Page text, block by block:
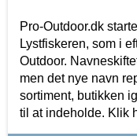
Pro-Outdoor.dk
Lystfiskeren, som i
Outdoor.
men det nye navn
sortiment, butikken
til at indeholde. Klik